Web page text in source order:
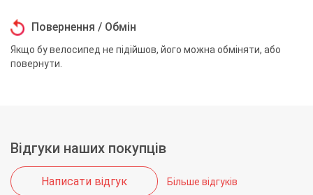
Повернення / Обмін
Якщо бу велосипед не підійшов, його можна обміняти, або
повернути.
Відгуки наших покупців
Написати відгук Більше відгуків